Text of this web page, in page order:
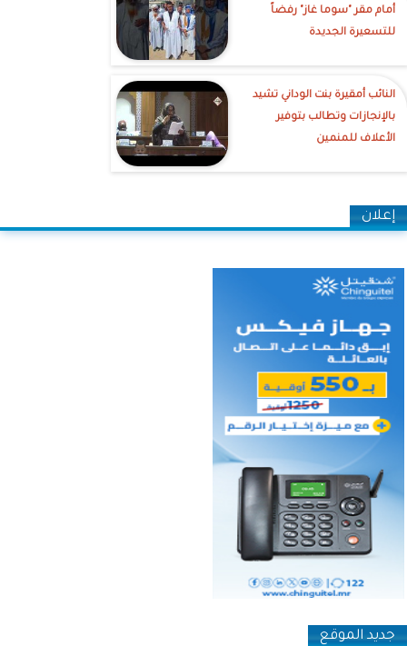
أمام مقر "سوما غاز" رفضاً
للتسعيرة الجديدة
النائب أمقيرة بنت الوداني تشيد
بالإنجازات وتطالب بتوفير
الأعلاف للمنمين
إعلان
جديد الموقع